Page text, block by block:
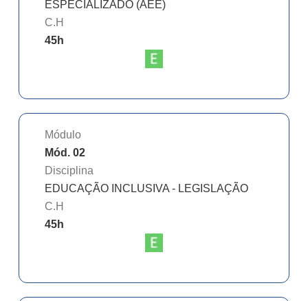
ESPECIALIZADO (AEE)
C.H
45h
Módulo
Mód. 02
Disciplina
EDUCAÇÃO INCLUSIVA - LEGISLAÇÃO
C.H
45h